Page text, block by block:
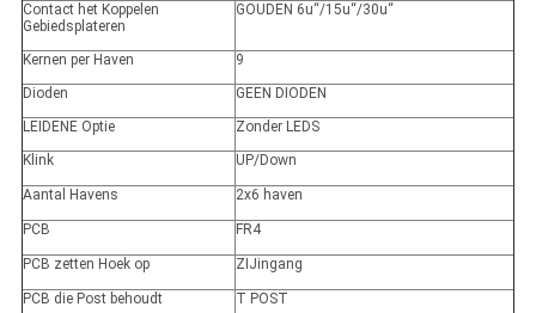
Contact het Koppelen
Gebiedsplateren
GOUDEN 6u“/15u“/30u“
Kernen per Haven
9
Dioden
GEEN DIODEN
LEIDENE Optie
Zonder LEDS
Klink
UP/Down
Aantal Havens 2x6 haven
PCB FR4
PCB zetten Hoek op ZIJingang
PCB die Post behoudt T POST